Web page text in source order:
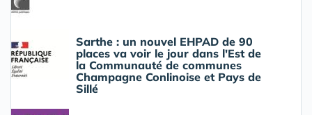
Sarthe : un nouvel EHPAD de 90
places va voir le jour dans l'Est de
la Communauté de communes
Champagne Conlinoise et Pays de
Sillé